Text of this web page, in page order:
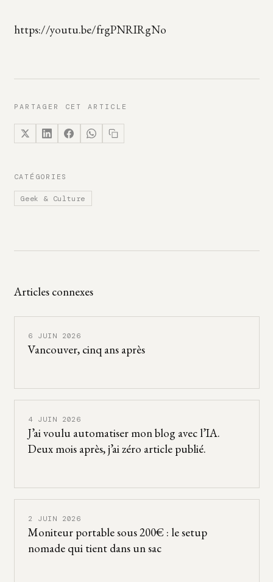
https://youtu.be/frgPNRIRgNo
PARTAGER CET ARTICLE
CATÉGORIES
Geek & Culture
Articles connexes
6 JUIN 2026
Vancouver, cinq ans après
4 JUIN 2026
J’ai voulu automatiser mon blog avec l’IA.
Deux mois après, j’ai zéro article publié.
2 JUIN 2026
Moniteur portable sous 200€ : le setup
nomade qui tient dans un sac